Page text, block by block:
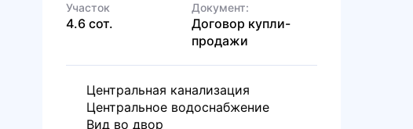
Участок
4.6 сот.
Документ:
Договор купли-
продажи
Центральная канализация
Центральное водоснабжение
Вид во двор